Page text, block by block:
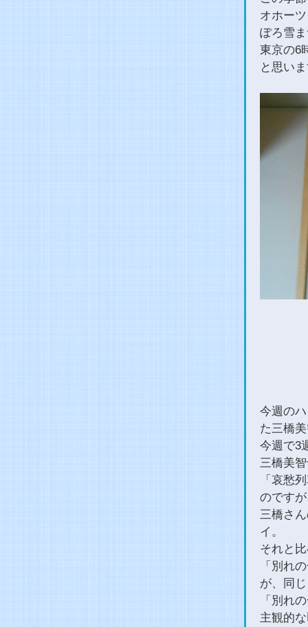
オホー
ぽろ雪
東京の6
と思い
今週の
た三橋
今週で3
三橋美
「哀愁
のです
三橋さ
イ。
それと
「別れ
が、同
「別れ
主観的